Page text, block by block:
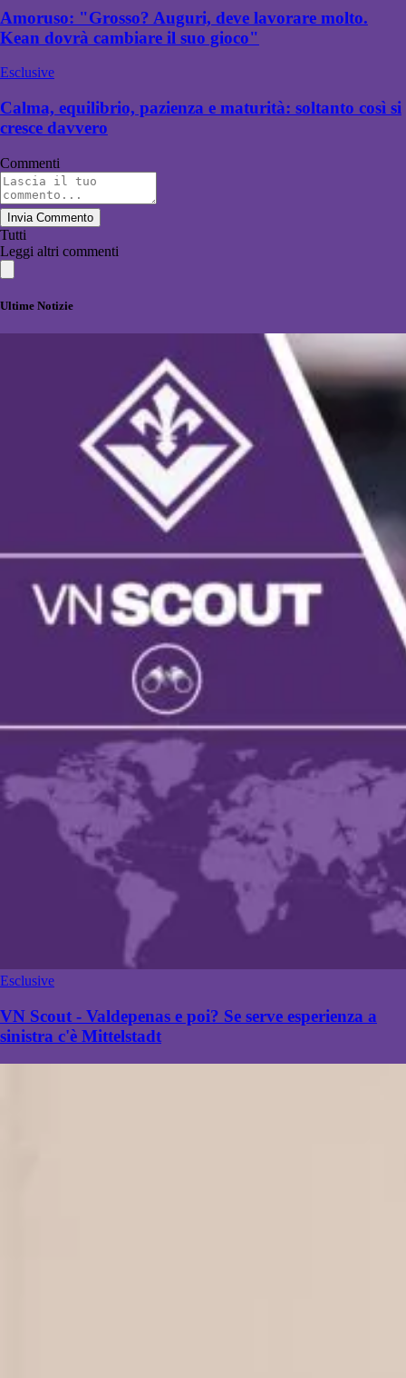
Amoruso: "Grosso? Auguri, deve lavorare molto.
Kean dovrà cambiare il suo gioco"
Esclusive
Calma, equilibrio, pazienza e maturità: soltanto così si
cresce davvero
Commenti
Invia Commento
Tutti
Leggi altri commenti
Ultime Notizie
Esclusive
VN Scout - Valdepenas e poi? Se serve esperienza a
sinistra c'è Mittelstadt